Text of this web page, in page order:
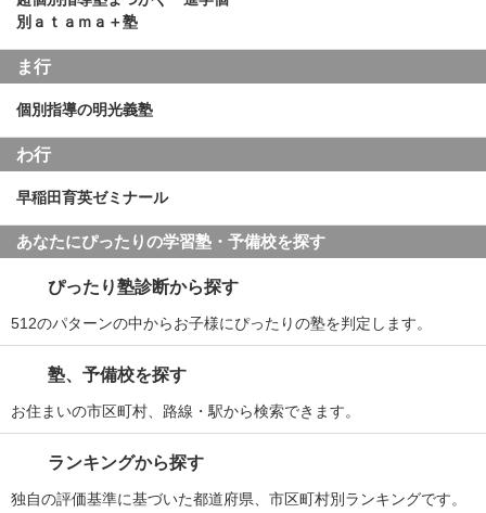
別ａｔａｍａ＋塾
ま行
個別指導の明光義塾
わ行
早稲田育英ゼミナール
あなたにぴったりの学習塾・予備校を探す
ぴったり塾診断から探す
512のパターンの中からお子様にぴったりの塾を判定します。
塾、予備校を探す
お住まいの市区町村、路線・駅から検索できます。
ランキングから探す
独自の評価基準に基づいた都道府県、市区町村別ランキングです。